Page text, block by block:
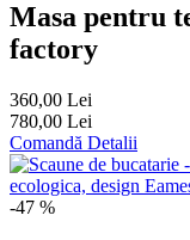
Masa pentru
factory
360,00 Lei
780,00 Lei
Comandă Detalii
-47 %